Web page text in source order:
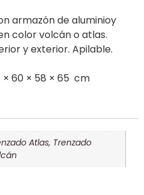
armazón de aluminioy
color volcán o atlas.
y exterior. Apilable.
× 60 × 58 × 65 cm
Atlas, Trenzado